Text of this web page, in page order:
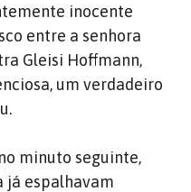
inocente
entre a senhora
Gleisi Hoffmann,
um verdadeiro
minuto seguinte,
já espalhavam